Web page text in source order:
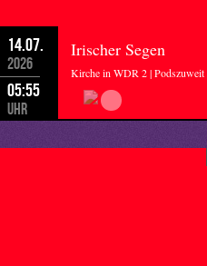
14.07.
2026
05:55
Uhr
Irischer Segen
Kirche in WDR 2 | Podszuweit